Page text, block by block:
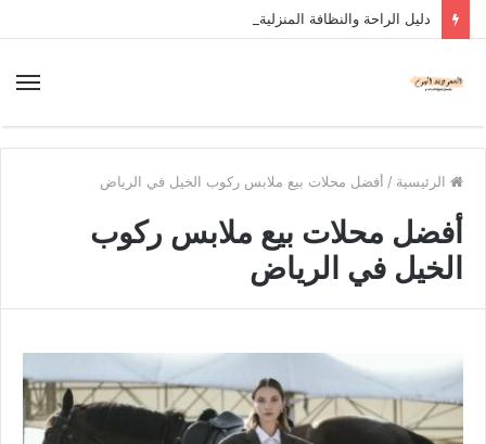
دليل الراحة والنظافة المنزلية
الرئيسية / أفضل محلات بيع ملابس ركوب الخيل في الرياض
أفضل محلات بيع ملابس ركوب
الخيل في الرياض